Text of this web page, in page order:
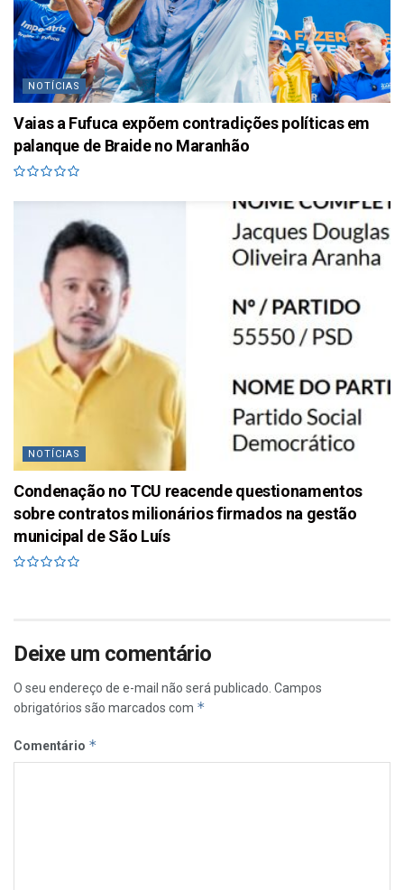
NOTÍCIAS
Vaias a Fufuca expõem contradições políticas em
palanque de Braide no Maranhão
NOTÍCIAS
Condenação no TCU reacende questionamentos
sobre contratos milionários firmados na gestão
municipal de São Luís
Deixe um comentário
O seu endereço de e-mail não será publicado. Campos
obrigatórios são marcados com *
Comentário *